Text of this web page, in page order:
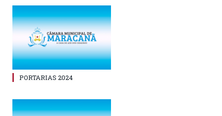
PORTARIAS 2024